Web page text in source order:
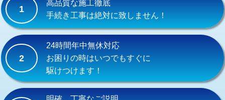
交換・取付(混合水栓（壁付・デッキ
式・ワンホール）)
16,500円+材料費
交換・取付(排水栓・排水トラップ
（P/S/ポップアップ））
交換・取付（その他部品）
持込商品取付（単水栓）
1
高品質な施工徹底
手続き工事は絶対に致しません！
2
24時間年中無休対応
お困りの時はいつでもすぐに
駆けつけます！